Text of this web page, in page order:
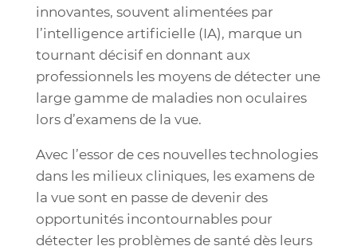
innovantes, souvent alimentées par
l’intelligence artificielle (IA), marque un
tournant décisif en donnant aux
professionnels les moyens de détecter une
large gamme de maladies non oculaires
lors d’examens de la vue.
Avec l’essor de ces nouvelles technologies
dans les milieux cliniques, les examens de
la vue sont en passe de devenir des
opportunités incontournables pour
détecter les problèmes de santé dès leurs